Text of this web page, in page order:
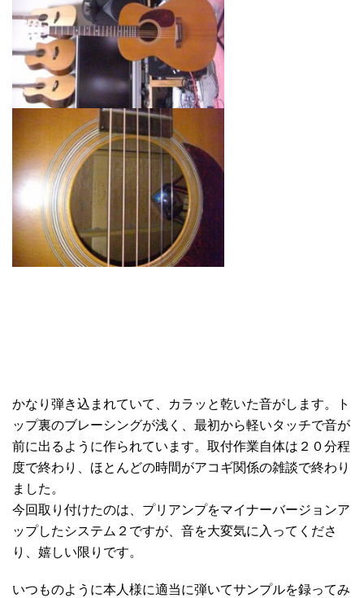
かなり弾き込まれていて、カラッと乾いた音がします。ト
ップ裏のブレーシングが浅く、最初から軽いタッチで音が
前に出るように作られています。取付作業自体は２０分程
度で終わり、ほとんどの時間がアコギ関係の雑談で終わり
ました。
今回取り付けたのは、プリアンプをマイナーバージョンア
ップしたシステム２ですが、音を大変気に入ってくださ
り、嬉しい限りです。
いつものように本人様に適当に弾いてサンプルを録ってみ